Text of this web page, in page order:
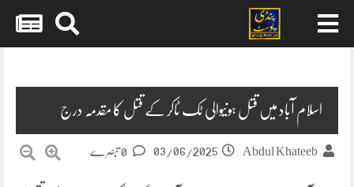
اسلام آباد میں قتل ہونیوالی ٹک ٹاکر کے قتل کا مقدمہ درج
Abdul Khateeb
03/06/2025